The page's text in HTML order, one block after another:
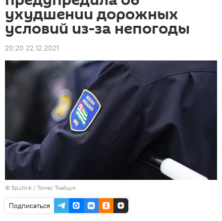
ухудшении дорожных
условий из-за непогоды
20:20 22.12.2021
© Sputnik / Томас Тхайцук
Подписаться